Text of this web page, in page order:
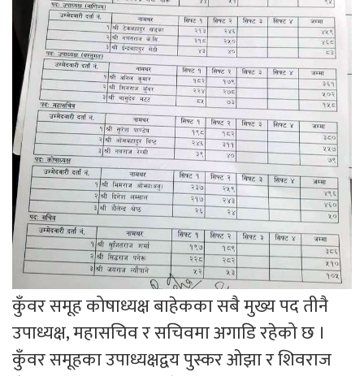
कुँवर समूह कोषाध्यक्ष बाहेकका सबै मुख्य पद तीनै
उपाध्यक्ष, महासचिव र सचिवमा अगाडि रहेको छ ।
कुँवर समूहका उपाध्यक्षद्वय पुस्कर ओझा र शिवराज